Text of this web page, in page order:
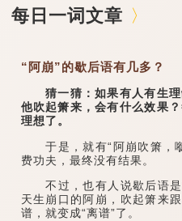
每日一词文章
“阿崩”的歇后语有几多？
猜一猜：如果有人有生理
他吹起箫来，会有什么效果
理想了。
于是，就有“阿崩吹箫，
费功夫，最终没有结果。
不过，也有人说歇后语是
天生崩口的阿崩，吹起箫来
谱，就变成“离谱”了。